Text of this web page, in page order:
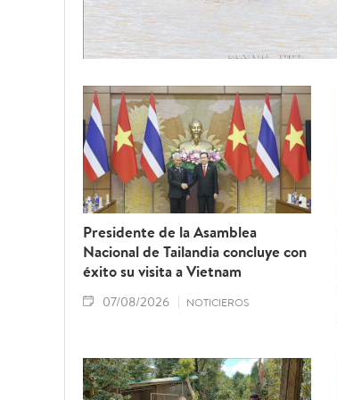
Presidente de la Asamblea
Nacional de Tailandia concluye con
éxito su visita a Vietnam
07/08/2026 NOTICIEROS